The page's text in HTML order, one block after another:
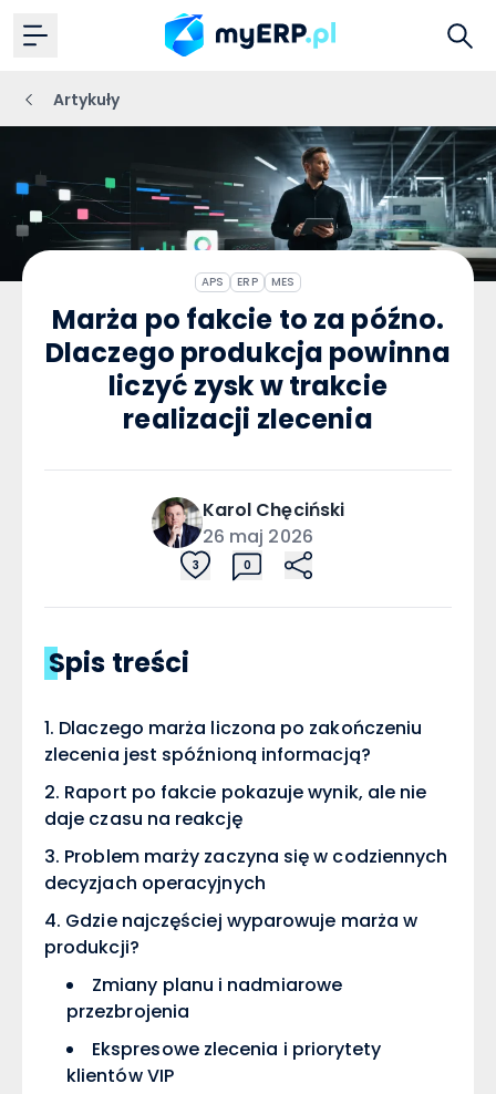
Artykuły
APS ERP MES
Marża po fakcie to za późno.
Dlaczego produkcja powinna
liczyć zysk w trakcie
realizacji zlecenia
Karol Chęciński
26 maj 2026
3 0
Spis treści
Dlaczego marża liczona po zakończeniu
zlecenia jest spóźnioną informacją?
Raport po fakcie pokazuje wynik, ale nie
daje czasu na reakcję
Problem marży zaczyna się w codziennych
decyzjach operacyjnych
Gdzie najczęściej wyparowuje marża w
produkcji?
Zmiany planu i nadmiarowe
przezbrojenia
Ekspresowe zlecenia i priorytety
klientów VIP